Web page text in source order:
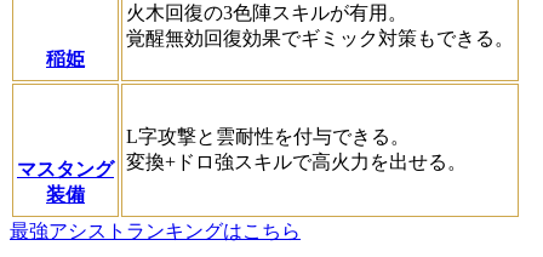
稲姫
火木回復の3色陣スキルが有用。
覚醒無効回復効果でギミック対策もできる。
マスタング
装備
L字攻撃と雲耐性を付与できる。
変換+ドロ強スキルで高火力を出せる。
最強アシストランキングはこちら